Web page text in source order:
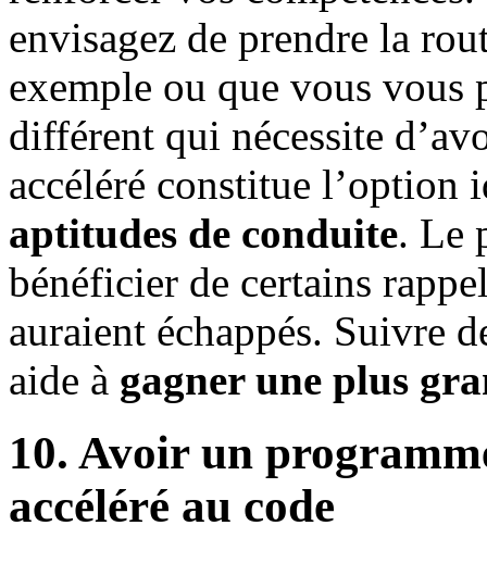
envisagez de prendre la
exemple ou que vous vous
différent qui nécessite
accéléré constitue l’option
aptitudes de conduite. Le
bénéficier de certains
auraient échappés. Suivre
aide à gagner une plus
10. Avoir un
accéléré au code